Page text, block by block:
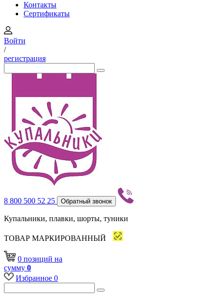
Контакты
Сертификаты
Войти
/
регистрация
8 800 500 52 25 Обратный звонок
Купальники, плавки, шорты, туники
ТОВАР МАРКИРОВАННЫЙ
0 позиций на
сумму 0
Избранное 0